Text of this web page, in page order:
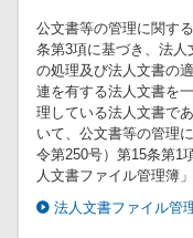
公文書等の管理に関す
条第3項に基づき、法
の処理及び法人文書の
連を有する法人文書を
理している法人文書で
いて、公文書等の管理
令第250号）第15条第1
人文書ファイル管理簿
法人文書ファイル管